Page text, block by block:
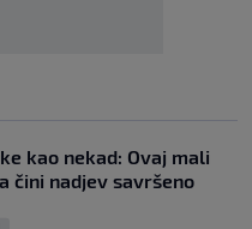
kao nekad: Ovaj mali
čini nadjev savršeno